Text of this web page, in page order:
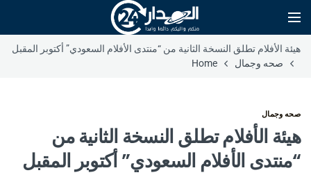
هيئة الأفلام تطلق النسخة الثانية من “منتدى الأفلام السعودي” أكتوبر المقبل
صحه وجمال
Home
صحه وجمال
هيئة الأفلام تطلق النسخة الثانية من
“منتدى الأفلام السعودي” أكتوبر المقبل